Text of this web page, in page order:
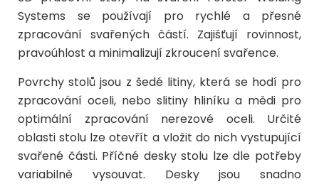
Systems se používají pro rychlé a přesné
zpracování svařených částí. Zajišťují rovinnost,
pravoúhlost a minimalizují zkroucení svařence.
Povrchy stolů jsou z šedé litiny, která se hodí pro
zpracování oceli, nebo slitiny hliníku a mědi pro
optimální zpracování nerezové oceli. Určité
oblasti stolu lze otevřít a vložit do nich vystupující
svařené části. Příčné desky stolu lze dle potřeby
variabilně vysouvat. Desky jsou snadno